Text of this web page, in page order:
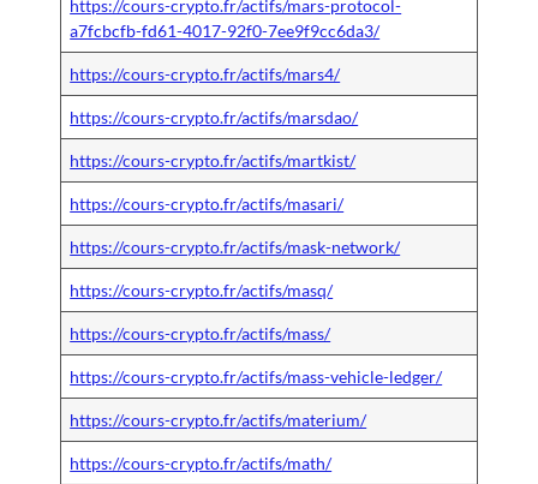
https://cours-crypto.fr/actifs/mars-protocol-
a7fcbcfb-fd61-4017-92f0-7ee9f9cc6da3/
https://cours-crypto.fr/actifs/mars4/
https://cours-crypto.fr/actifs/marsdao/
https://cours-crypto.fr/actifs/martkist/
https://cours-crypto.fr/actifs/masari/
https://cours-crypto.fr/actifs/mask-network/
https://cours-crypto.fr/actifs/masq/
https://cours-crypto.fr/actifs/mass/
https://cours-crypto.fr/actifs/mass-vehicle-ledger/
https://cours-crypto.fr/actifs/materium/
https://cours-crypto.fr/actifs/math/